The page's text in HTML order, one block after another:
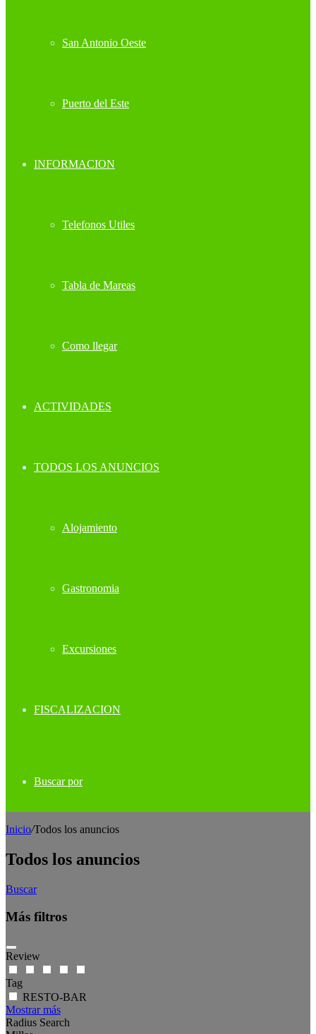
San Antonio Oeste
Puerto del Este
INFORMACION
Telefonos Utiles
Tabla de Mareas
Como llegar
ACTIVIDADES
TODOS LOS ANUNCIOS
Alojamiento
Gastronomia
Excursiones
FISCALIZACION
Buscar por
Inicio/Todos los anuncios
Todos los anuncios
Buscar
Más filtros
Review
Tag
RESTO-BAR
Mostrar más
Radius Search